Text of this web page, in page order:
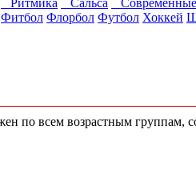
Ритмика Сальса
Фитбол Флорбол Футбол Хоккей
по всем возрастным группам,